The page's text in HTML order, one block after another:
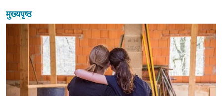
मुख्यपृष्ठ